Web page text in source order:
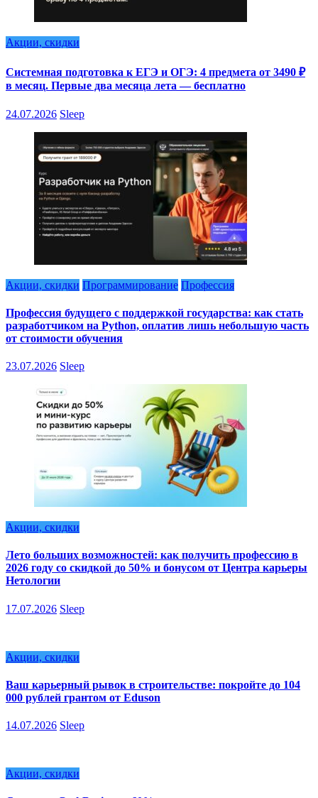
Акции, скидки
Системная подготовка к ЕГЭ и ОГЭ: 4 предмета от 3490 ₽
в месяц. Первые два месяца лета — бесплатно
24.07.2026 Sleep
Акции, скидки Программирование Профессия
Профессия будущего с поддержкой государства: как стать
разработчиком на Python, оплатив лишь небольшую часть
от стоимости обучения
23.07.2026 Sleep
Акции, скидки
Лето больших возможностей: как получить профессию в
2026 году со скидкой до 50% и бонусом от Центра карьеры
Нетологии
17.07.2026 Sleep
Акции, скидки
Ваш карьерный рывок в строительстве: покройте до 104
000 рублей грантом от Eduson
14.07.2026 Sleep
Акции, скидки